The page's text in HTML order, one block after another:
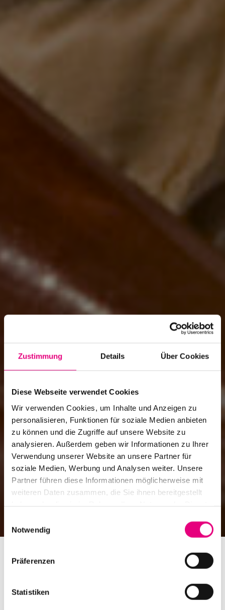
Zustimmung Details Über Cookies
Diese Webseite verwendet Cookies
Wir verwenden Cookies, um Inhalte und Anzeigen zu
personalisieren, Funktionen für soziale Medien anbieten
zu können und die Zugriffe auf unsere Website zu
analysieren. Außerdem geben wir Informationen zu Ihrer
Verwendung unserer Website an unsere Partner für
soziale Medien, Werbung und Analysen weiter. Unsere
Partner führen diese Informationen möglicherweise mit
weiteren Daten zusammen, die Sie ihnen bereitgestellt
Notwendig
Präferenzen
Statistiken
“Musik ist Weite und Tiefe” –